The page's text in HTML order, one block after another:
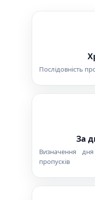
Послідовність
За
Визначення
пропусків